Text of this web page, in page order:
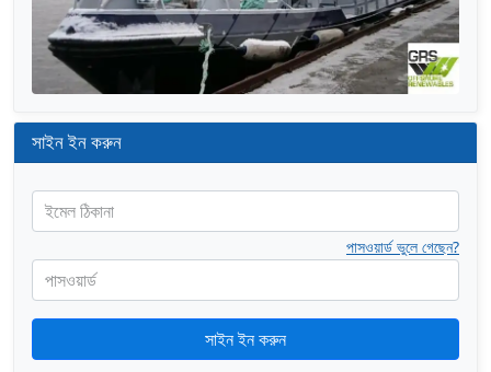
সাইন ইন করুন
ইমেল ঠিকানা
পাসওয়ার্ড
পাসওয়ার্ড ভুলে গেছেন?
সাইন ইন করুন